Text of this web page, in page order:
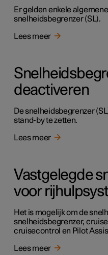
Er gelden enkele
snelheidsbegrenzer (SL).
Lees meer
deactiveren
De snelheidsbegrenzer
stand-by te zetten.
Lees meer
Vastgelegde
voor
Het is mogelijk om de
snelheidsbegrenzer,
cruisecontrol en Pilot
Lees meer